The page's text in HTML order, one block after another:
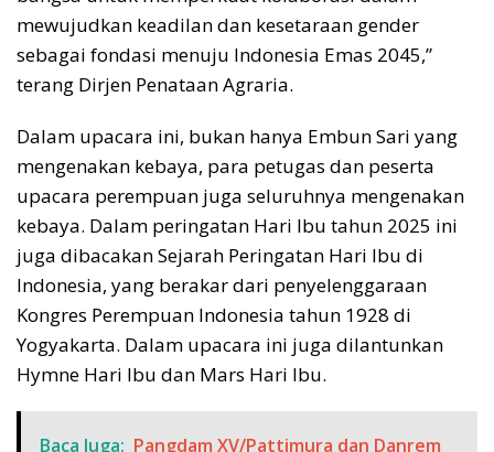
mewujudkan keadilan dan kesetaraan gender
sebagai fondasi menuju Indonesia Emas 2045,”
terang Dirjen Penataan Agraria.
Dalam upacara ini, bukan hanya Embun Sari yang
mengenakan kebaya, para petugas dan peserta
upacara perempuan juga seluruhnya mengenakan
kebaya. Dalam peringatan Hari Ibu tahun 2025 ini
juga dibacakan Sejarah Peringatan Hari Ibu di
Indonesia, yang berakar dari penyelenggaraan
Kongres Perempuan Indonesia tahun 1928 di
Yogyakarta. Dalam upacara ini juga dilantunkan
Hymne Hari Ibu dan Mars Hari Ibu.
Baca Juga: Pangdam XV/Pattimura dan Danrem